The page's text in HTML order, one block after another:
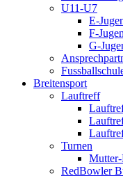
U11-U7
E-
F-
G-
Breitensport
Lauftreff
Turnen
RedBowler